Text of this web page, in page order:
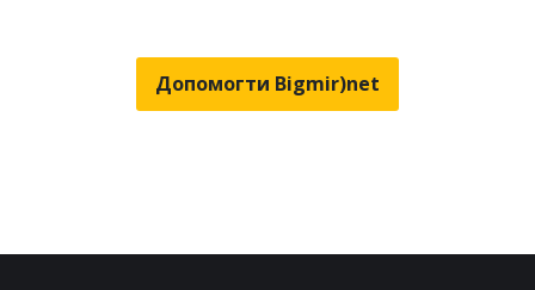
Допомогти Bigmir)net